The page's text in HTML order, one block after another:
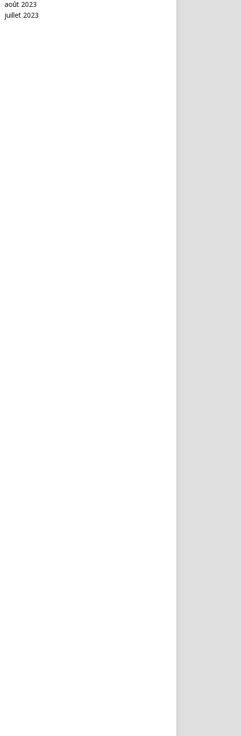
août 2023
juillet 2023